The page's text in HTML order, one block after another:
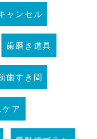
ャンセル
歯磨き道具
歯すき間
ア